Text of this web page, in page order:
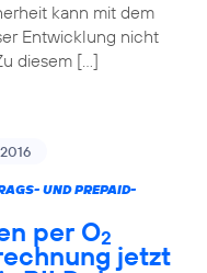
kann mit dem
Entwicklung nicht
diesem […]
UND PREPAID-
per O2
jetzt